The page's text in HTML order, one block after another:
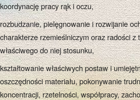
koordynację pracy rąk i oczu,
rozbudzanie, pielęgnowanie i rozwijanie
charakterze rzemieślniczym oraz radości z
właściwego do niej stosunku,
kształtowanie właściwych postaw i
oszczędności materiału, pokonywanie
koncentracji, rzetelności, współpracy,